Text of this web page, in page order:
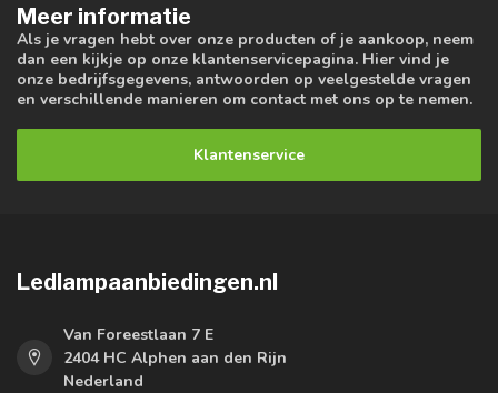
Meer informatie
Als je vragen hebt over onze producten of je aankoop, neem
dan een kijkje op onze klantenservicepagina. Hier vind je
onze bedrijfsgegevens, antwoorden op veelgestelde vragen
en verschillende manieren om contact met ons op te nemen.
Klantenservice
Ledlampaanbiedingen.nl
Van Foreestlaan 7 E
2404 HC Alphen aan den Rijn
Nederland